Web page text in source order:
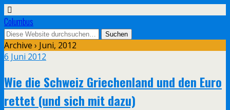
Columbus
Archive › Juni, 2012
6 Juni 2012
Wie die Schweiz Griechenland und den Euro
rettet (und sich mit dazu)